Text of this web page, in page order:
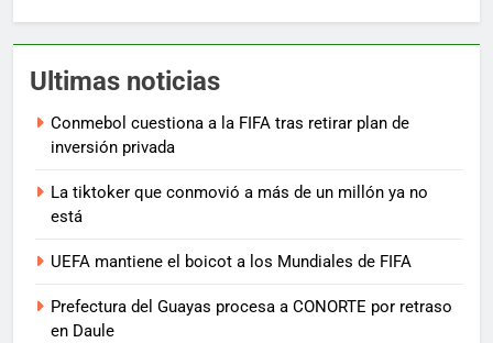
Ultimas noticias
Conmebol cuestiona a la FIFA tras retirar plan de
inversión privada
La tiktoker que conmovió a más de un millón ya no
está
UEFA mantiene el boicot a los Mundiales de FIFA
Prefectura del Guayas procesa a CONORTE por retraso
en Daule